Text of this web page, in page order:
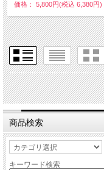
価格： 5,800円(税込 6,380円)
商品検索
キーワード検索